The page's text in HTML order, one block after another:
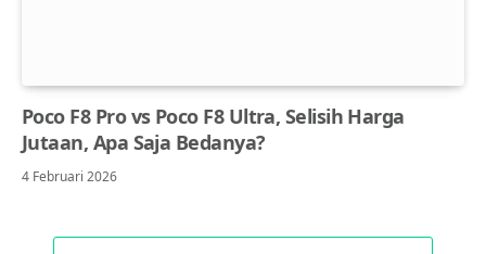
Poco F8 Pro vs Poco F8 Ultra, Selisih Harga
Jutaan, Apa Saja Bedanya?
4 Februari 2026